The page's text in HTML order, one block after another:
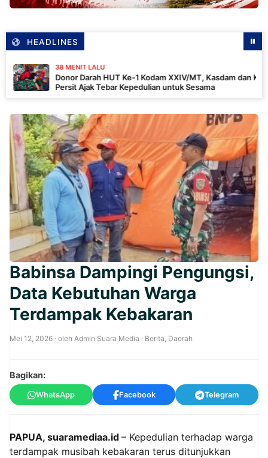
HEADLINES
38 MENIT LALU
Donor Darah HUT Ke-1 Kodam XXIV/MT, Kasdam dan Ketua
Persit Ajak Tebar Kepedulian untuk Sesama
Babinsa Dampingi Pengungsi,
Data Kebutuhan Warga
Terdampak Kebakaran
Mei 12, 2026 · oleh Admin Suara Media · Berita, Daerah
Bagikan:
WhatsApp Facebook Telegram
PAPUA, suaramediaa.id – Kepedulian terhadap warga
terdampak musibah kebakaran terus ditunjukkan